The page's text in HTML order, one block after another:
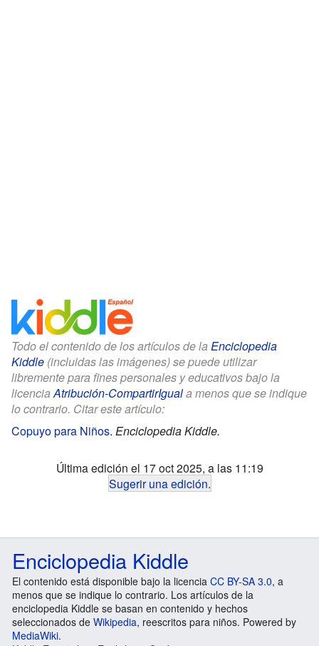
Todo el contenido de los artículos de la Enciclopedia
Kiddle (incluidas las imágenes) se puede utilizar
libremente para fines personales y educativos bajo la
licenciaAtribución-CompartirIguala menos que se indique
lo contrario. Citar este artículo:
Copuyo para Niños. Enciclopedia Kiddle.
Última edición el 17 oct 2025, a las 11:19
Sugerir una edición.
Enciclopedia Kiddle
El contenido está disponible bajo la licencia CC BY-SA 3.0, a
menos que se indique lo contrario. Los artículos de la
enciclopedia Kiddle se basan en contenido y hechos
seleccionados de Wikipedia, reescritos para niños. Powered by
MediaWiki.